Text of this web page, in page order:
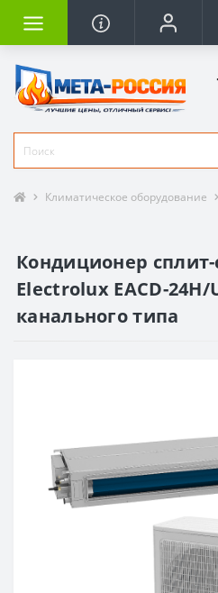
Климатическое оборудование
Кондиционер
Electrolux EACD-24H/
канального типа